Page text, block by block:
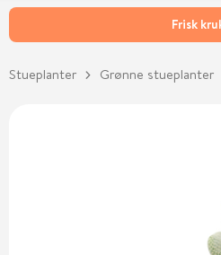
Frisk
Stueplanter Grønne stueplanter